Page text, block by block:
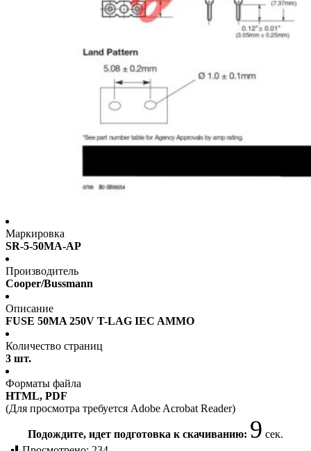
Маркировка
SR-5-50MA-AP
Производитель
Cooper/Bussmann
Описание
FUSE 50MA 250V T-LAG IEC AMMO
Количество страниц
3 шт.
Форматы файла
HTML, PDF
(Для просмотра требуется Adobe Acrobat Reader)
Подождите, идет подготовка к скачиванию: 9 сек.